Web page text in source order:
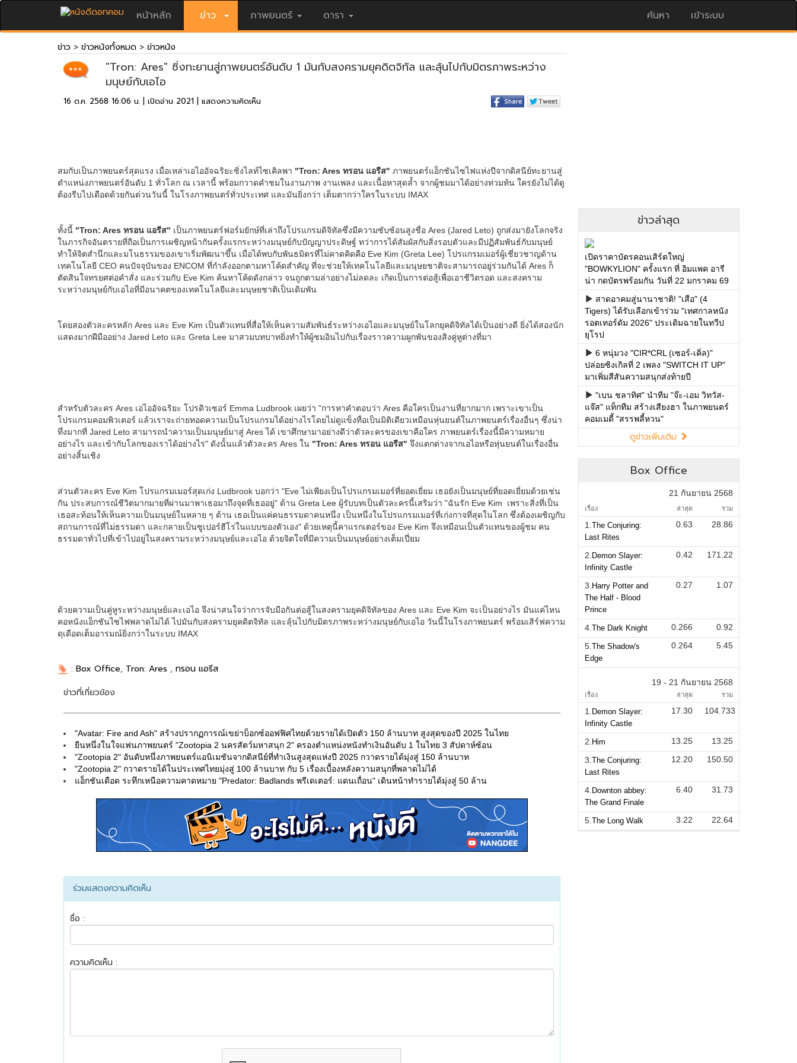
หน้าหลัก ข่าว ภาพยนตร์ ดารา ค้นหา เข้าระบบ
ข่าวล่าสุด
เปิดราคาบัตรคอนเสิร์ตใหญ่
"BOWKYLION" ครั้งแรก ที่ อิมแพค อารี
น่า กดบัตรพร้อมกัน วันที่ 22 มกราคม 69
สาดอาคมสู่นานาชาติ! "เสือ" (4
Tigers) ได้รับเลือกเข้าร่วม "เทศกาลหนัง
รอตเทอร์ดัม 2026" ประเดิมฉายในทวีป
ยุโรป
6 หนุ่มวง "CIR*CRL (เซอร์-เคิ่ล)"
ปล่อยซิงเกิลที่ 2 เพลง "SWITCH IT UP"
มาเพิ่มสีสันความสนุกส่งท้ายปี
"เบน ชลาทิศ" นำทีม "จ๊ะ-เอม วิทวัส-
แจ๊ส" แท็กทีม สร้างเสียงฮา ในภาพยนตร์
คอมเมดี้ "สรรพลี้หวน"
ดูข่าวเพิ่มเติม
Box Office
21 กันยายน 2568
เรื่อง ล่าสุด รวม
1. The Conjuring:
Last Rites
0.63 28.86
2. Demon Slayer:
Infinity Castle
0.42 171.22
3. Harry Potter and
The Half - Blood
Prince
0.27 1.07
4. The Dark Knight 0.266
0.92
5. The Shadow's
Edge
0.264 5.45
19 - 21 กันยายน 2568
เรื่อง ล่าสุด รวม
1. Demon Slayer:
Infinity Castle
17.30 104.733
2. Him 13.25
13.25
3. The Conjuring:
Last Rites
12.20 150.50
4. Downton abbey:
The Grand Finale
6.40 31.73
5. The Long Walk 3.22 22.64